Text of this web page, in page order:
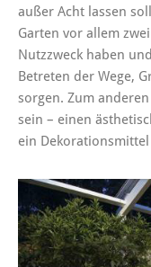
außer Acht lassen
Garten vor allem
Nutzzweck haben
Betreten der Wege,
sorgen. Zum
sein – einen
ein Dekorationsmittel